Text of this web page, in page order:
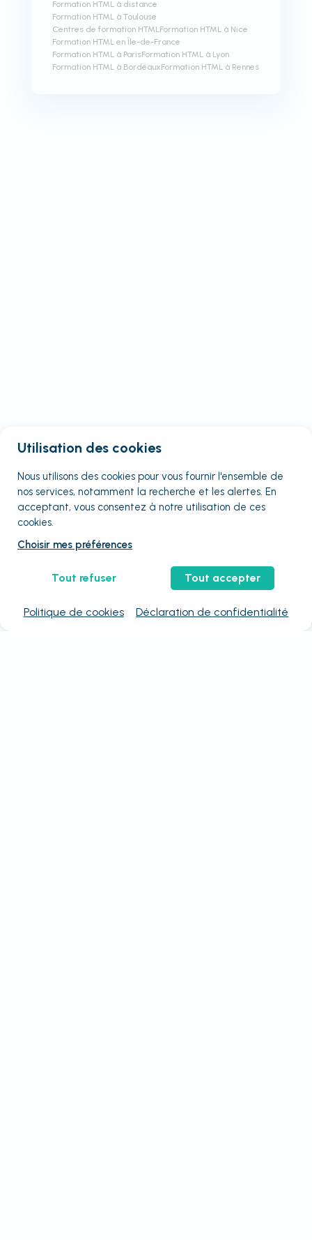
Formation HTML à distance
Formation HTML à Toulouse
Centres de formation HTMLFormation HTML à Nice
Formation HTML en Île-de-France
Formation HTML à ParisFormation HTML à Lyon
Formation HTML à BordeauxFormation HTML à Rennes
Utilisation des cookies
Nous utilisons des cookies pour vous fournir l'ensemble de
nos services, notamment la recherche et les alertes. En
acceptant, vous consentez à notre utilisation de ces
cookies.
Choisir mes préférences
Tout refuser Tout accepter
Politique de cookies Déclaration de confidentialité